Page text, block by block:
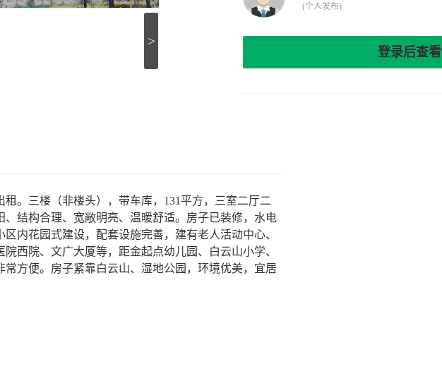
>
(个人发布)
登录后查看
。三楼（非楼头），带车库，131平方，三室二厅二
结构合理、宽敞明亮、温暖舒适。房子已装修，水电
内花园式建设，配套设施完善，建有老人活动中心、
西院、文广大厦等，距金起点幼儿园、白云山小学、
方便。房子紧靠白云山、湿地公园，环境优美，宜居